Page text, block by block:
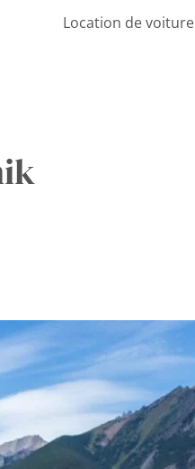
Location de voiture